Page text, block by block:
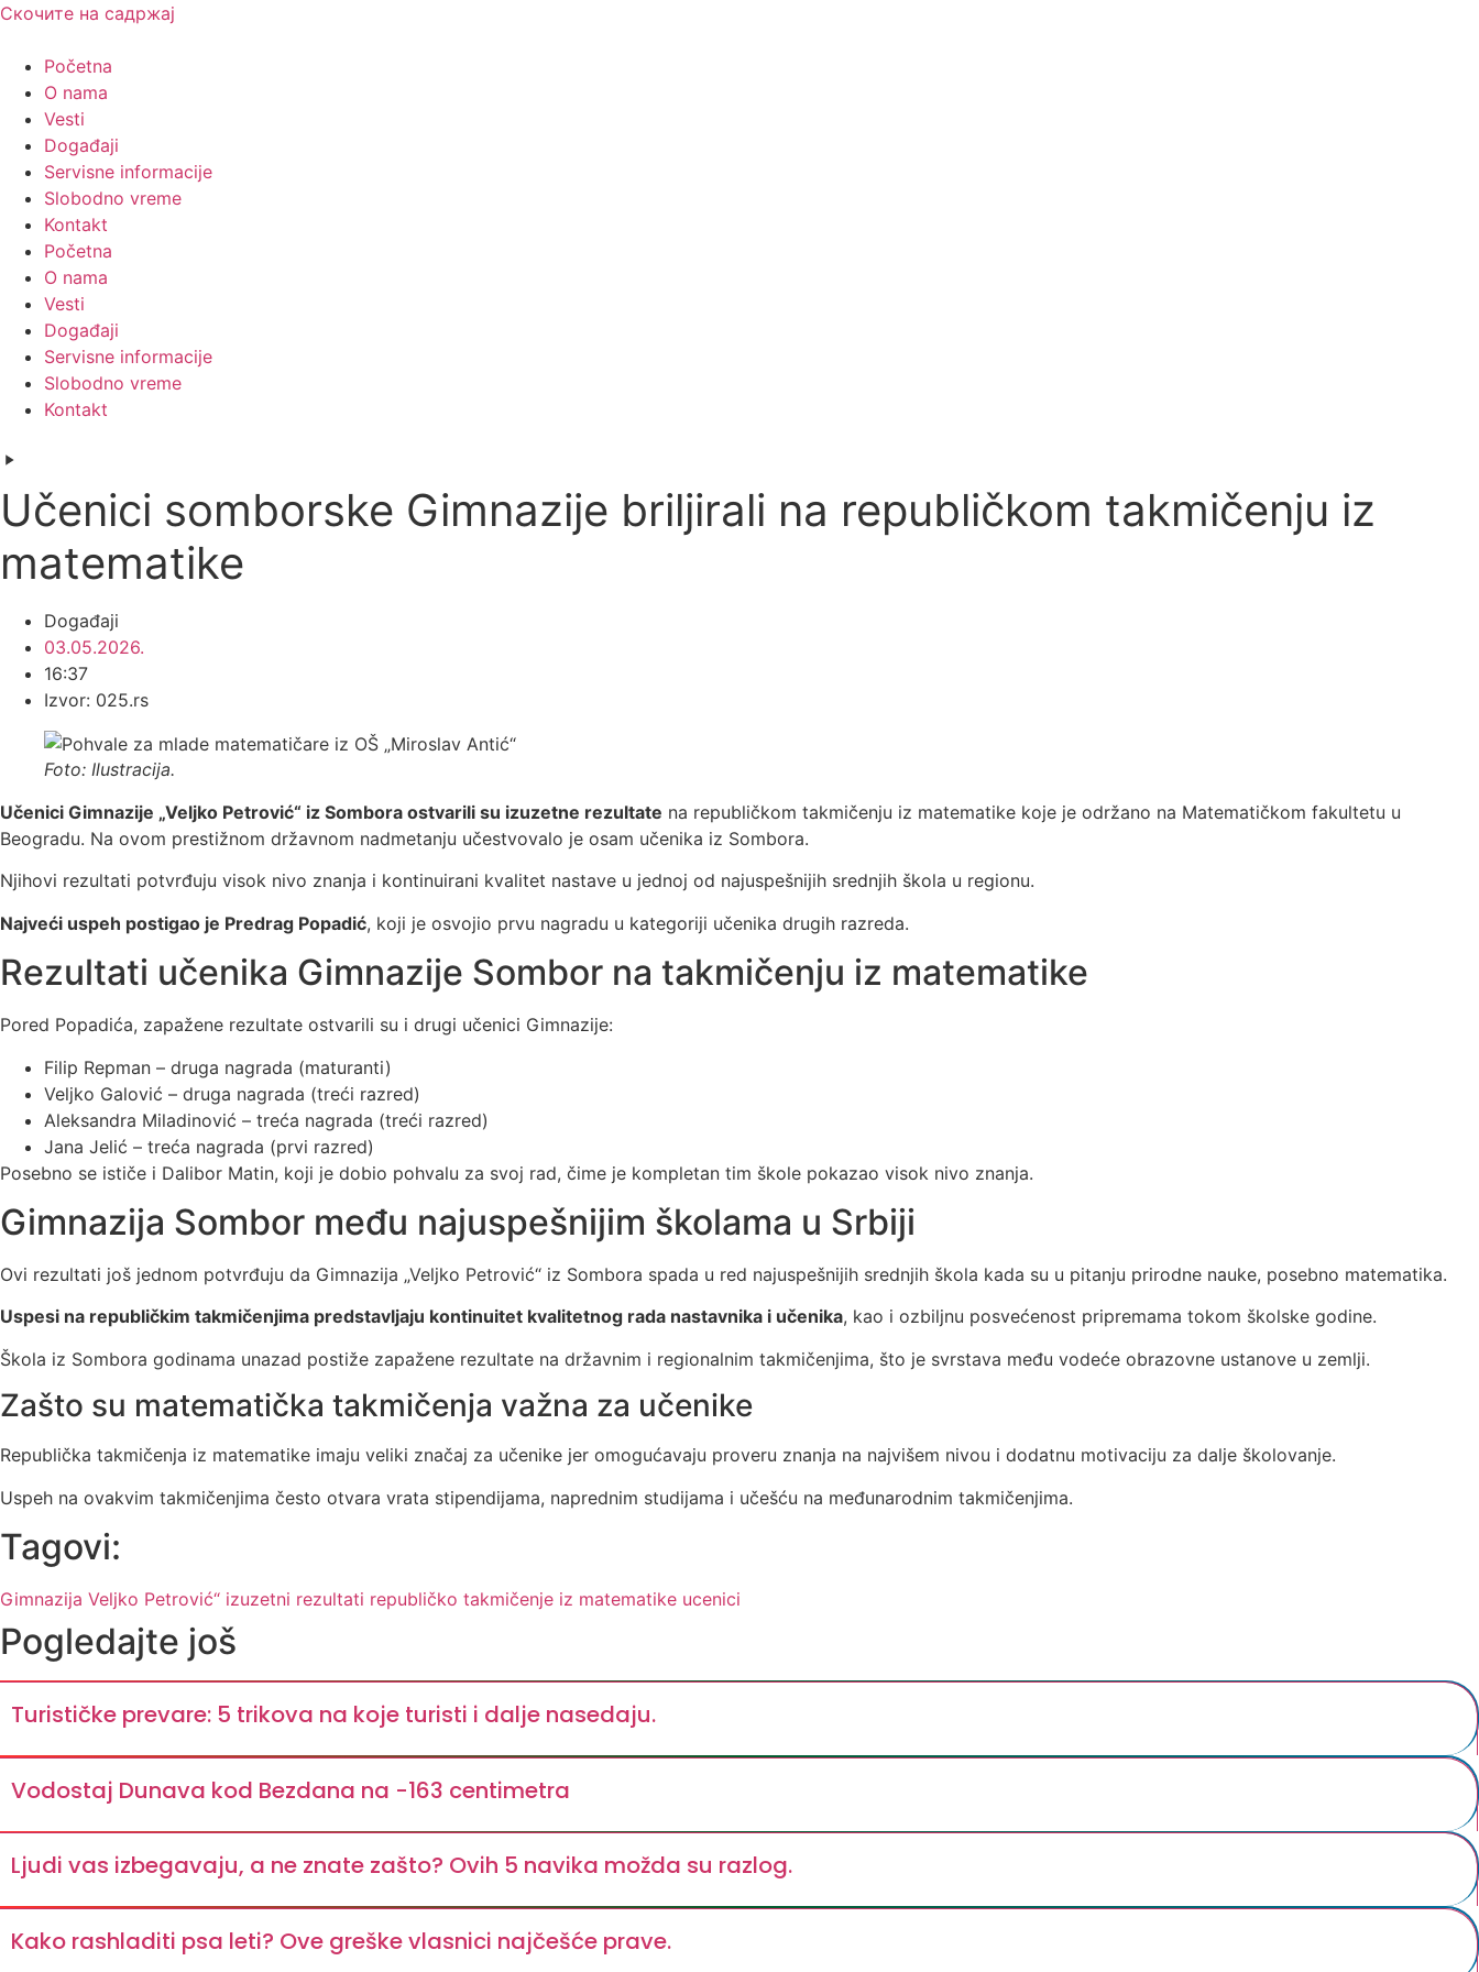
Скочите на садржај
Početna
O nama
Vesti
Događaji
Servisne informacije
Slobodno vreme
Kontakt
Početna
O nama
Vesti
Događaji
Servisne informacije
Slobodno vreme
Kontakt
Učenici somborske Gimnazije briljirali na republičkom takmičenju iz
matematike
Događaji
03.05.2026.
16:37
Izvor: 025.rs
Foto: Ilustracija.
Učenici Gimnazije „Veljko Petrović“ iz Sombora ostvarili su izuzetne rezultate na republičkom takmičenju iz matematike koje je održano na Matematičkom fakultetu u
Beogradu. Na ovom prestižnom državnom nadmetanju učestvovalo je osam učenika iz Sombora.
Njihovi rezultati potvrđuju visok nivo znanja i kontinuirani kvalitet nastave u jednoj od najuspešnijih srednjih škola u regionu.
Najveći uspeh postigao je Predrag Popadić, koji je osvojio prvu nagradu u kategoriji učenika drugih razreda.
Rezultati učenika Gimnazije Sombor na takmičenju iz matematike
Pored Popadića, zapažene rezultate ostvarili su i drugi učenici Gimnazije:
Filip Repman – druga nagrada (maturanti)
Veljko Galović – druga nagrada (treći razred)
Aleksandra Miladinović – treća nagrada (treći razred)
Jana Jelić – treća nagrada (prvi razred)
Posebno se ističe i Dalibor Matin, koji je dobio pohvalu za svoj rad, čime je kompletan tim škole pokazao visok nivo znanja.
Gimnazija Sombor među najuspešnijim školama u Srbiji
Ovi rezultati još jednom potvrđuju da Gimnazija „Veljko Petrović“ iz Sombora spada u red najuspešnijih srednjih škola kada su u pitanju prirodne nauke, posebno matematika.
Uspesi na republičkim takmičenjima predstavljaju kontinuitet kvalitetnog rada nastavnika i učenika, kao i ozbiljnu posvećenost pripremama tokom školske godine.
Škola iz Sombora godinama unazad postiže zapažene rezultate na državnim i regionalnim takmičenjima, što je svrstava među vodeće obrazovne ustanove u zemlji.
Zašto su matematička takmičenja važna za učenike
Republička takmičenja iz matematike imaju veliki značaj za učenike jer omogućavaju proveru znanja na najvišem nivou i dodatnu motivaciju za dalje školovanje.
Uspeh na ovakvim takmičenjima često otvara vrata stipendijama, naprednim studijama i učešću na međunarodnim takmičenjima.
Tagovi:
Gimnazija Veljko Petrović“ izuzetni rezultati republičko takmičenje iz matematike ucenici
Pogledajte još
Turističke prevare: 5 trikova na koje turisti i dalje nasedaju.
Vodostaj Dunava kod Bezdana na -163 centimetra
Ljudi vas izbegavaju, a ne znate zašto? Ovih 5 navika možda su razlog.
Kako rashladiti psa leti? Ove greške vlasnici najčešće prave.